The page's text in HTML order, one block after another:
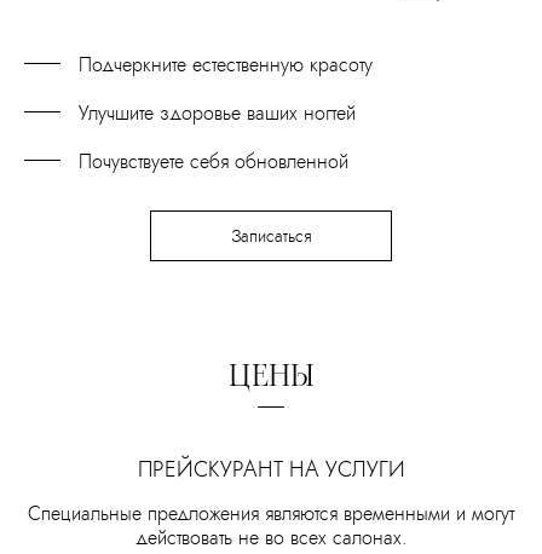
Подчеркните естественную красоту
Улучшите здоровье ваших ногтей
Почувствуете себя обновленной
Записаться
ЦЕНЫ
ПРЕЙСКУРАНТ НА УСЛУГИ
Специальные предложения являются временными и могут
действовать не во всех салонах.